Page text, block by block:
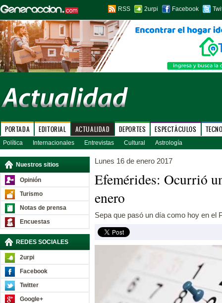
RSS 2urpi Facebook
PORTADA EDITORIAL ACTUALIDAD DEPORTES ESPECTÁCULOS
Política Internacionales Entrevistas Cultural Astrología
Nuestros sitios
Opinión
Turismo
Notas de prensa
Encuestas
REDES SOCIALES
2urpi
Facebook
Twitter
Google+
Lunes 16 de enero 2017
Efemérides: Ocurrió
enero
Sepa que pasó un día como hoy en el